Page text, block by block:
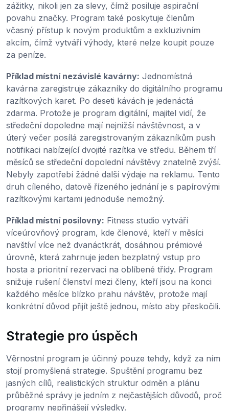
zážitky, nikoli jen za slevy, čímž posiluje aspirační
povahu značky. Program také poskytuje členům
včasný přístup k novým produktům a exkluzivním
akcím, čímž vytváří výhody, které nelze koupit pouze
za peníze.
Příklad místní nezávislé kavárny: Jednomístná
kavárna zaregistruje zákazníky do digitálního programu
razítkových karet. Po deseti kávách je jedenáctá
zdarma. Protože je program digitální, majitel vidí, že
středeční dopoledne mají nejnižší návštěvnost, a v
úterý večer posílá zaregistrovaným zákazníkům push
notifikaci nabízející dvojité razítka ve středu. Během tří
měsíců se středeční dopolední návštěvy znatelně zvýší.
Nebyly zapotřebí žádné další výdaje na reklamu. Tento
druh cíleného, datově řízeného jednání je s papírovými
razítkovými kartami jednoduše nemožný.
Příklad místní posilovny: Fitness studio vytváří
víceúrovňový program, kde členové, kteří v měsíci
navštíví více než dvanáctkrát, dosáhnou prémiové
úrovně, která zahrnuje jeden bezplatný vstup pro
hosta a prioritní rezervaci na oblíbené třídy. Program
snižuje rušení členství mezi členy, kteří jsou na konci
každého měsíce blízko prahu návštěv, protože mají
konkrétní důvod přijít ještě jednou, místo aby přeskočili.
Strategie pro úspěch
Věrnostní program je účinný pouze tehdy, když za ním
stojí promyšlená strategie. Spuštění programu bez
jasných cílů, realistických struktur odměn a plánu
průběžné správy je jedním z nejčastějších důvodů, proč
programy nepřinášejí výsledky.